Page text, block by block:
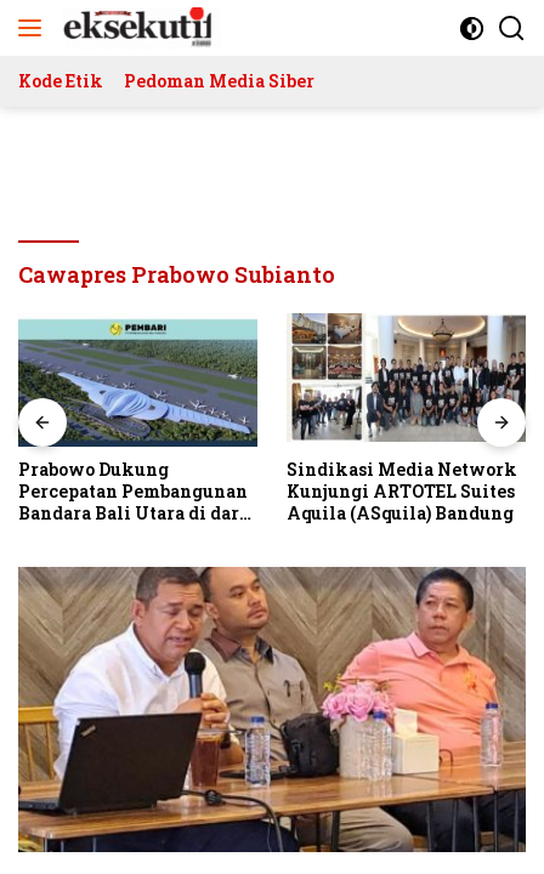
Kode Etik Pedoman Media Siber
Cawapres Prabowo Subianto
Prabowo Dukung
Percepatan Pembangunan
Bandara Bali Utara di darat
Sindikasi Media Network
Kunjungi ARTOTEL Suites
Aquila (ASquila) Bandung